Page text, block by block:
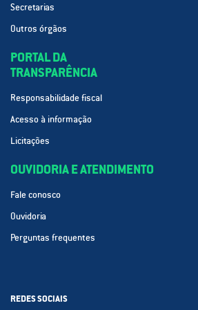
Secretarias
Outros órgãos
PORTAL DA
TRANSPARÊNCIA
Responsabilidade fiscal
Acesso à informação
Licitações
OUVIDORIA E ATENDIMENTO
Fale conosco
Ouvidoria
Perguntas frequentes
REDES SOCIAIS